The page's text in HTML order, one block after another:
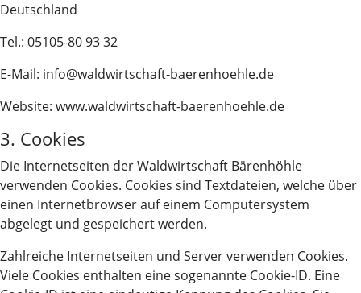
Deutschland
Tel.: 05105-80 93 32
E-Mail: info@waldwirtschaft-baerenhoehle.de
Website: www.waldwirtschaft-baerenhoehle.de
3. Cookies
Die Internetseiten der Waldwirtschaft Bärenhöhle
verwenden Cookies. Cookies sind Textdateien, welche über
einen Internetbrowser auf einem Computersystem
abgelegt und gespeichert werden.
Zahlreiche Internetseiten und Server verwenden Cookies.
Viele Cookies enthalten eine sogenannte Cookie-ID. Eine